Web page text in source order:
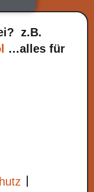
z.B.
…alles für